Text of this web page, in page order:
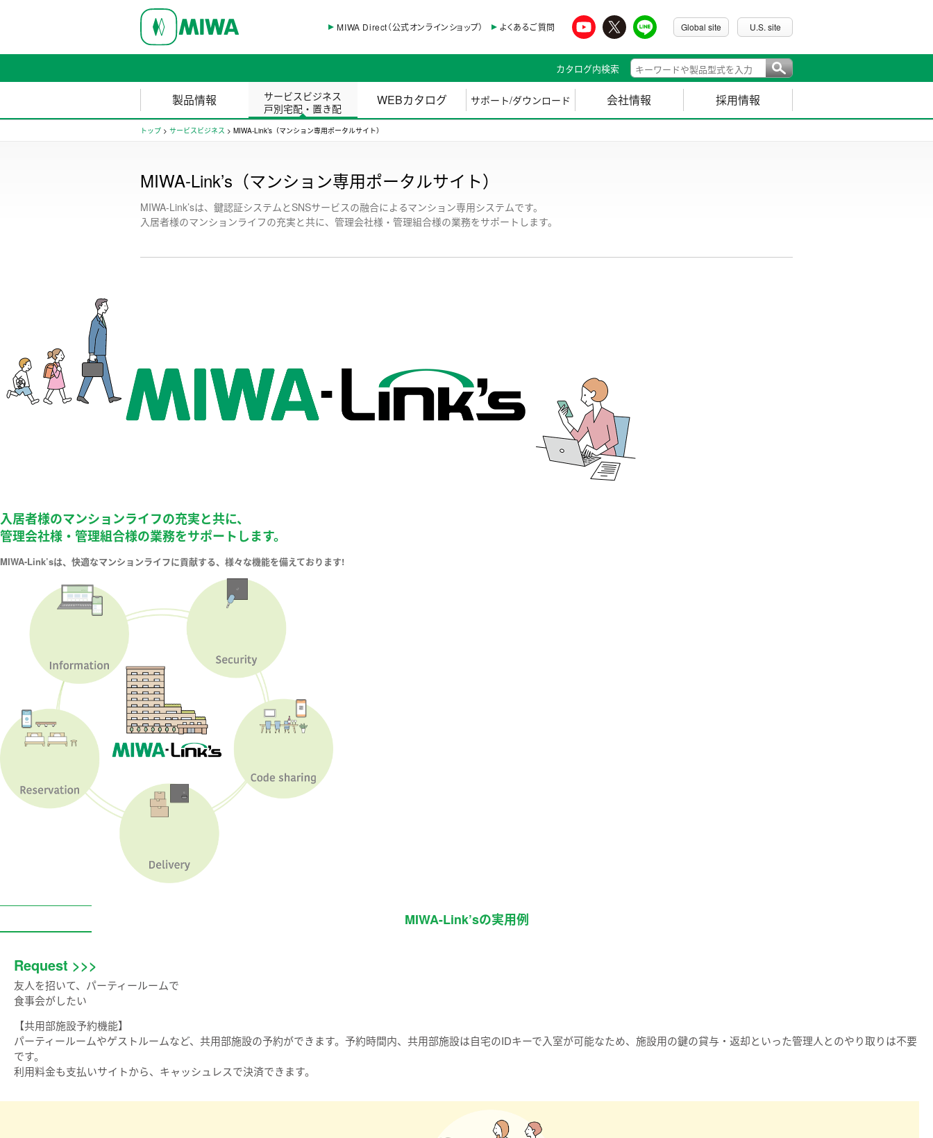
MIWA Direct（公式オンラインショップ） よくあるご質問 Global site U.S. site
カタログ内検索
製品情報
サービスビジネス
戸別宅配・置き配
WEBカタログ サポート/ダウンロード 会社情報 採用情報
トップ > サービスビジネス > MIWA-Link’s（マンション専用ポータルサイト）
MIWA-Link’s（マンション専用ポータルサイト）
MIWA-Link’sは、鍵認証システムとSNSサービスの融合によるマンション専用システムです。
入居者様のマンションライフの充実と共に、管理会社様・管理組合様の業務をサポートします。
入居者様のマンションライフの充実と共に、
管理会社様・管理組合様の業務をサポートします。
MIWA-Link’sは、快適なマンションライフに貢献する、様々な機能を備えております!
MIWA-Link’sの実用例
Request >>>
友人を招いて、パーティールームで
食事会がしたい
【共用部施設予約機能】
パーティールームやゲストルームなど、共用部施設の予約ができます。予約時間内、共用部施設は自宅のIDキーで入室が可能なため、施設用の鍵の貸与・返却といった管理人とのやり取りは不要
です。
利用料金も支払いサイトから、キャッシュレスで決済できます。